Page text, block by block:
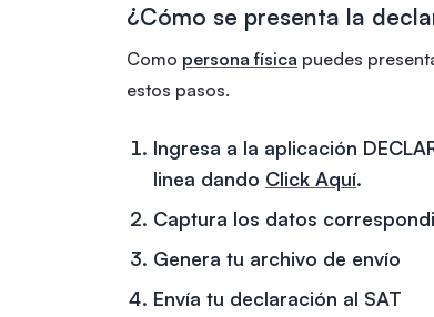
¿Cómo se presenta la
Como persona física puedes
estos pasos.
Ingresa a la aplicación
linea dando Click Aquí.
Captura los datos
Genera tu archivo de envío
Envía tu declaración al SAT